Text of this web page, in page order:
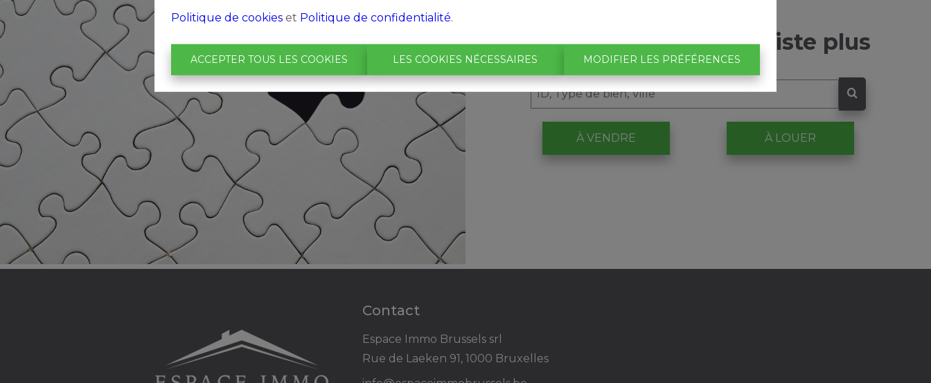
Politique de cookies et Politique de confidentialité.
ACCEPTER TOUS LES COOKIES LES COOKIES NÉCESSAIRES MODIFIER LES PRÉFÉRENCES
Oups, cette page n'existe plus
À VENDRE À LOUER
Contact
Espace Immo Brussels srl
Rue de Laeken 91, 1000 Bruxelles